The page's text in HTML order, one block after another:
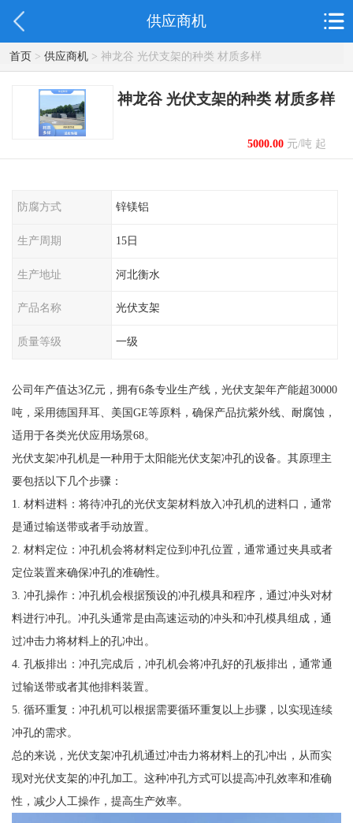
供应商机
首页> 供应商机> 神龙谷 光伏支架的种类 材质多样
神龙谷 光伏支架的种类 材质多样
5000.00元/吨 起
防腐方式 锌镁铝
生产周期 15日
生产地址 河北衡水
产品名称 光伏支架
质量等级 一级
公司年产值达3亿元，拥有6条专业生产线，光伏支架年产能超30000
吨，采用德国拜耳、美国GE等原料，确保产品抗紫外线、耐腐蚀，
适用于各类光伏应用场景68。
光伏支架冲孔机是一种用于太阳能光伏支架冲孔的设备。其原理主
要包括以下几个步骤：
1. 材料进料：将待冲孔的光伏支架材料放入冲孔机的进料口，通常
是通过输送带或者手动放置。
2. 材料定位：冲孔机会将材料定位到冲孔位置，通常通过夹具或者
定位装置来确保冲孔的准确性。
3. 冲孔操作：冲孔机会根据预设的冲孔模具和程序，通过冲头对材
料进行冲孔。冲孔头通常是由高速运动的冲头和冲孔模具组成，通
过冲击力将材料上的孔冲出。
4. 孔板排出：冲孔完成后，冲孔机会将冲孔好的孔板排出，通常通
过输送带或者其他排料装置。
5. 循环重复：冲孔机可以根据需要循环重复以上步骤，以实现连续
冲孔的需求。
总的来说，光伏支架冲孔机通过冲击力将材料上的孔冲出，从而实
现对光伏支架的冲孔加工。这种冲孔方式可以提高冲孔效率和准确
性，减少人工操作，提高生产效率。